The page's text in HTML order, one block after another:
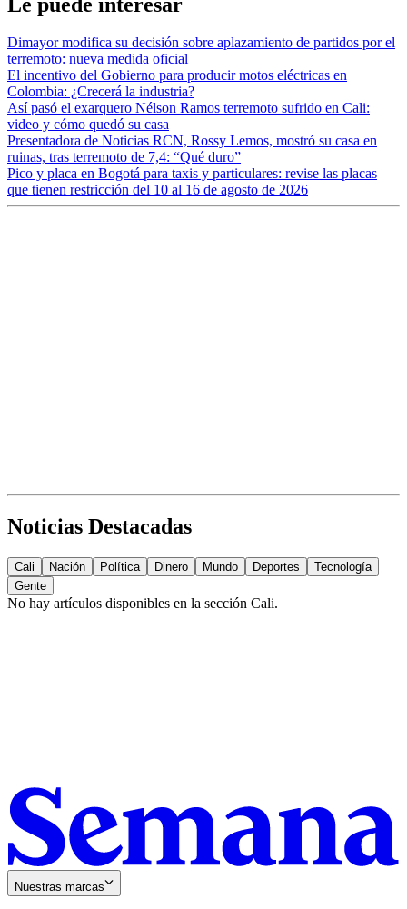
Dimayor modifica su decisión sobre aplazamiento de partidos por el
terremoto: nueva medida oficial
El incentivo del Gobierno para producir motos eléctricas en
Colombia: ¿Crecerá la industria?
Así pasó el exarquero Nélson Ramos terremoto sufrido en Cali:
video y cómo quedó su casa
Presentadora de Noticias RCN, Rossy Lemos, mostró su casa en
ruinas, tras terremoto de 7,4: “Qué duro”
Pico y placa en Bogotá para taxis y particulares: revise las placas
que tienen restricción del 10 al 16 de agosto de 2026
Noticias Destacadas
Cali Nación Política Dinero Mundo Deportes
Tecnología
Gente
No hay artículos disponibles en la sección Cali.
Nuestras marcas